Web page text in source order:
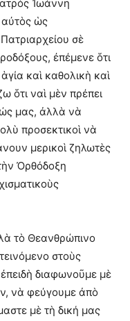
Ἰωάννη
αὐτὸς ὡς
σὲ
ἐπέμενε ὅτι
καὶ καθολικὴ καὶ
ὅτι ναὶ μὲν πρέπει
μας, ἀλλὰ νὰ
προσεκτικοὶ νὰ
μερικοὶ ζηλωτὲς
Ὀρθόδοξη
τὸ Θεανθρώπινο
στοὺς
διαφωνοῦμε μὲ
νὰ φεύγουμε ἀπὸ
μὲ τὴ δική μας